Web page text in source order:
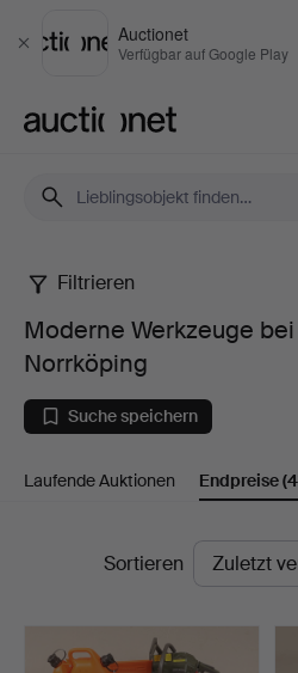
Schließen
Auctionet
Verfügbar auf Google Play
Moderne
Werkzeuge
bei
RA
Norrköping
Filtrieren
Moderne Werkzeuge
Norrköping
Suche speichern
Laufende Auktionen Endpreise
EndpreiseSortieren